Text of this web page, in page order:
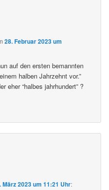
28. Februar 2023 um
auf den ersten bemannten
halben Jahrzehnt vor.”
eher “halbes jahrhundert” ?
März 2023 um 11:21 Uhr: